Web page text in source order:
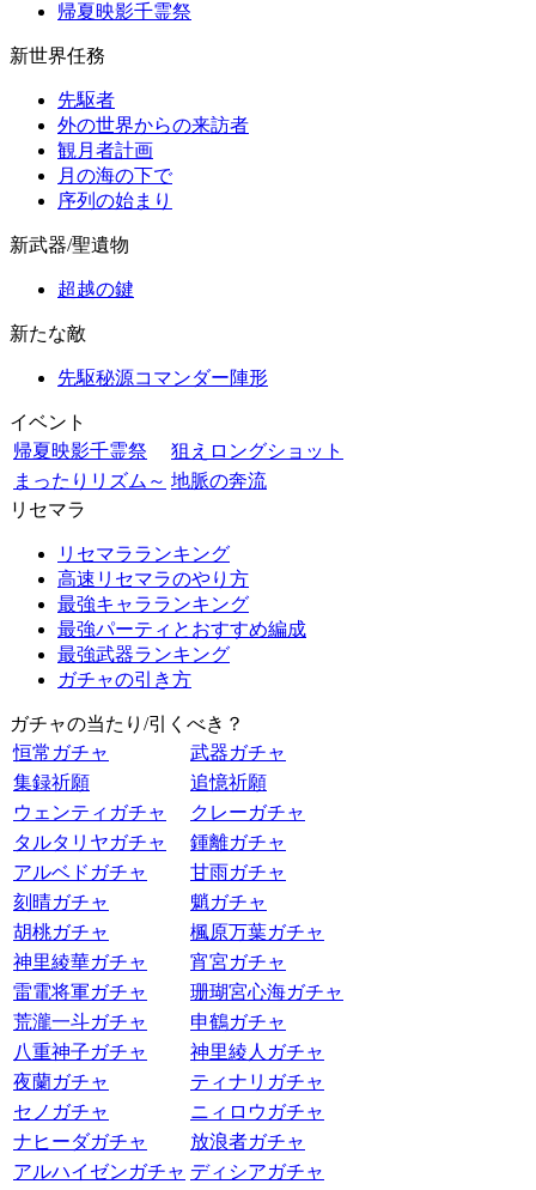
帰夏映影千霊祭
新世界任務
先駆者
外の世界からの来訪者
観月者計画
月の海の下で
序列の始まり
新武器/聖遺物
超越の鍵
新たな敵
先駆秘源コマンダー陣形
イベント
帰夏映影千霊祭
狙えロングショット
まったりリズム～ 地脈の奔流
リセマラ
リセマラランキング
高速リセマラのやり方
最強キャラランキング
最強パーティとおすすめ編成
最強武器ランキング
ガチャの引き方
ガチャの当たり/引くべき？
恒常ガチャ
武器ガチャ
集録祈願
追憶祈願
ウェンティガチャ
クレーガチャ
タルタリヤガチャ
鍾離ガチャ
アルベドガチャ
甘雨ガチャ
刻晴ガチャ
魈ガチャ
胡桃ガチャ
楓原万葉ガチャ
神里綾華ガチャ
宵宮ガチャ
雷電将軍ガチャ
珊瑚宮心海ガチャ
荒瀧一斗ガチャ
申鶴ガチャ
八重神子ガチャ
神里綾人ガチャ
夜蘭ガチャ
ティナリガチャ
セノガチャ
ニィロウガチャ
ナヒーダガチャ
放浪者ガチャ
アルハイゼンガチャ ディシアガチャ